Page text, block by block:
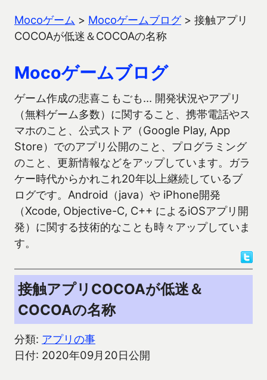
Mocoゲーム > Mocoゲームブログ> 接触アプリ
COCOAが低迷＆COCOAの名称
Mocoゲームブログ
ゲーム作成の悲喜こもごも… 開発状況やアプリ
（無料ゲーム多数）に関すること、携帯電話やス
マホのこと、公式ストア（Google Play, App
Store）でのアプリ公開のこと、プログラミング
のこと、更新情報などをアップしています。ガラ
ケー時代からかれこれ20年以上継続しているブ
ログです。Android（java）や iPhone開発
（Xcode, Objective-C, C++ によるiOSアプリ開
発）に関する技術的なことも時々アップしていま
す。
接触アプリCOCOAが低迷＆
COCOAの名称
分類: アプリの事
日付: 2020年09月20日公開